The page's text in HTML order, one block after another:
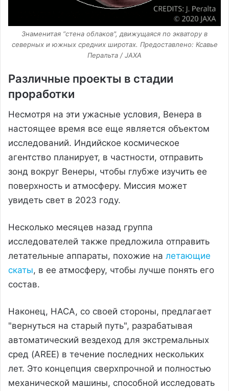
Знаменитая “стена облаков", движущаяся по экватору в
северных и южных средних широтах. Предоставлено: Ксавье
Перальта / JAXA
Различные проекты в стадии
проработки
Несмотря на эти ужасные условия, Венера в
настоящее время все еще является объектом
исследований. Индийское космическое
агентство планирует, в частности, отправить
зонд вокруг Венеры, чтобы глубже изучить ее
поверхность и атмосферу. Миссия может
увидеть свет в 2023 году.
Несколько месяцев назад группа
исследователей также предложила отправить
летательные аппараты, похожие на летающие
скаты, в ее атмосферу, чтобы лучше понять его
состав.
Наконец, НАСА, со своей стороны, предлагает
"вернуться на старый путь", разрабатывая
автоматический вездеход для экстремальных
сред (AREE) в течение последних нескольких
лет. Это концепция сверхпрочной и полностью
механической машины, способной исследовать